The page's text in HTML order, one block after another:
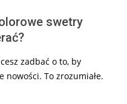
swetry
zadbać o to, by
nowości. To zrozumiałe.